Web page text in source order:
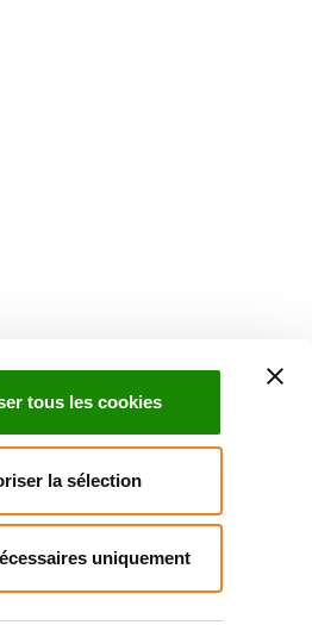
tous les cookies
la sélection
uniquement
vous à la newsletter
Droits du patient